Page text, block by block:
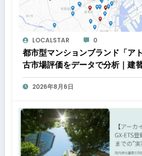
LOCALSTAR 0
都市型マンションブランド「ア
古市場評価をデータで分析｜建
都心好立地、開発思想が支える
2026年8月6日